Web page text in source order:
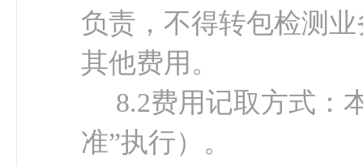
负责，不得转包检测
其他费用。
8.2费用记取方式：
准”执行） 。